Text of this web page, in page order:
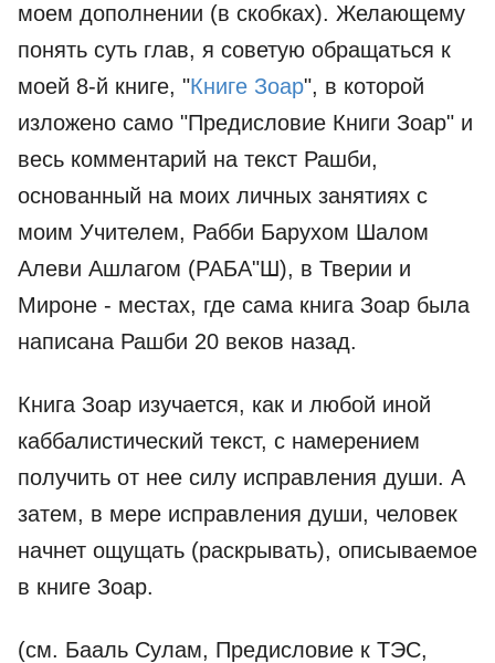
моем дополнении (в скобках). Желающему
понять суть глав, я советую обращаться к
моей 8-й книге, "Книге Зоар", в которой
изложено само "Предисловие Книги Зоар" и
весь комментарий на текст Рашби,
основанный на моих личных занятиях с
моим Учителем, Рабби Барухом Шалом
Алеви Ашлагом (РАБА"Ш), в Тверии и
Мироне - местах, где сама книга Зоар была
написана Рашби 20 веков назад.
Книга Зоар изучается, как и любой иной
каббалистический текст, с намерением
получить от нее силу исправления души. А
затем, в мере исправления души, человек
начнет ощущать (раскрывать), описываемое
в книге Зоар.
(см. Бааль Сулам, Предисловие к ТЭС,